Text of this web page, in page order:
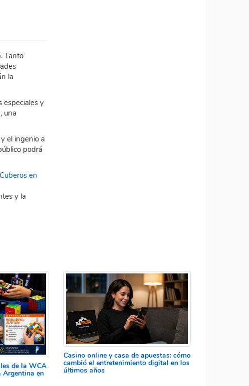
. Tanto
la
especiales y
, una
el ingenio a
podrá
en
y la
de la WCA
Argentina en
Casino online y casa de apuestas: cómo
cambió el entretenimiento digital en los
últimos años